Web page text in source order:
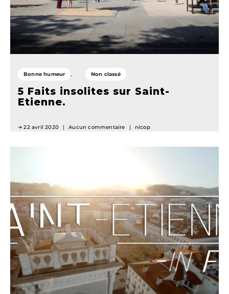
Bonne humeur Non classé
5 Faits insolites sur Saint-
Etienne.
22 avril 2020 Aucun commentaire nicop